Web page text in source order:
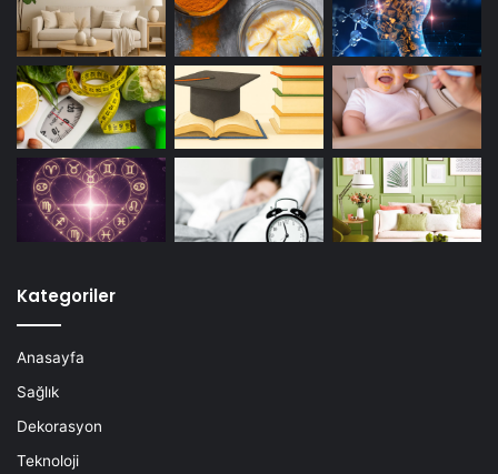
Kategoriler
Anasayfa
Sağlık
Dekorasyon
Teknoloji